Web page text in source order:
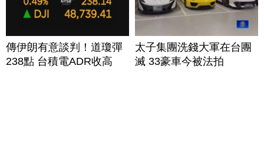
傳伊朗有意談判！道瓊彈
238點 台積電ADR收高
太子集團洗錢大軍在台團
滅 33豪車今被法拍